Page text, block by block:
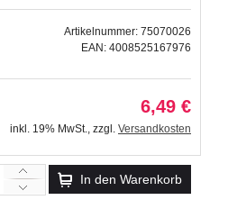
Artikelnummer: 75070026
EAN: 4008525167976
6,49 €
inkl. 19% MwSt., zzgl. Versandkosten
In den Warenkorb